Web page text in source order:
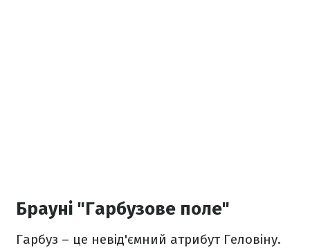
Брауні "Гарбузове поле"
Гарбуз – це невід'ємний атрибут Геловіну.